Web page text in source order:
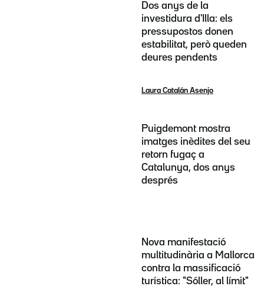
Dos anys de la
investidura d'Illa: els
pressupostos donen
estabilitat, però queden
deures pendents
Laura Catalán Asenjo
Puigdemont mostra
imatges inèdites del seu
retorn fugaç a
Catalunya, dos anys
després
Nova manifestació
multitudinària a Mallorca
contra la massificació
turística: "Sóller, al límit"